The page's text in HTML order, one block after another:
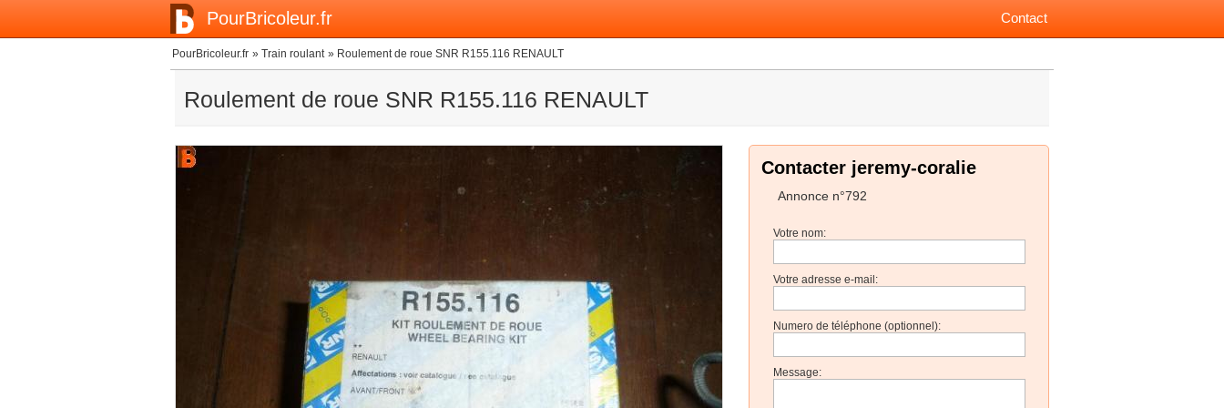
PourBricoleur.fr Contact
PourBricoleur.fr » Train roulant » Roulement de roue SNR R155.116 RENAULT
Roulement de roue SNR R155.116 RENAULT
Contacter jeremy-coralie
Annonce n°792
Votre nom:
Votre adresse e-mail:
Numero de téléphone (optionnel):
Message: